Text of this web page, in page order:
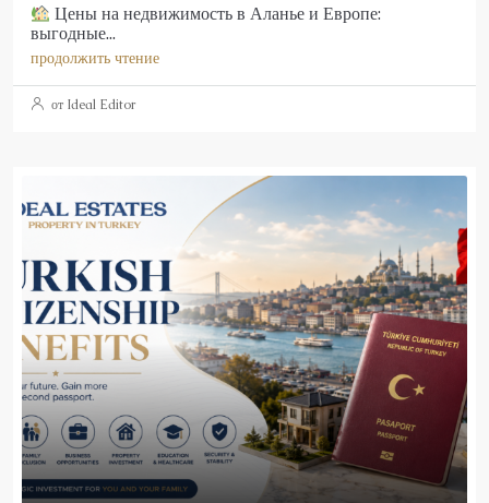
Цены на недвижимость в Аланье и Европе:
выгодные...
продолжить чтение
от Ideal Editor